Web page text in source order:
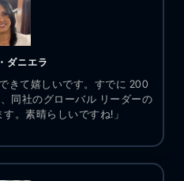
ダニエラ
きて嬉しいです。すでに 200
同社のグローバル リーダーの
。素晴らしいですね!」